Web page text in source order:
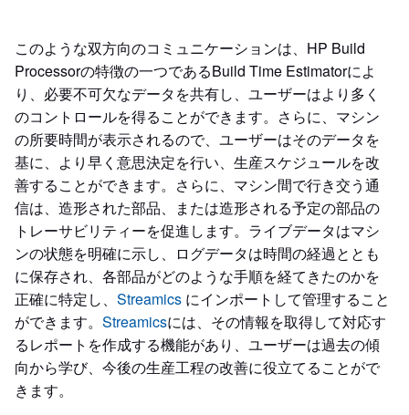
このような双方向のコミュニケーションは、HP Build
Processorの特徴の一つであるBuild Time Estimatorによ
り、必要不可欠なデータを共有し、ユーザーはより多く
のコントロールを得ることができます。さらに、マシン
の所要時間が表示されるので、ユーザーはそのデータを
基に、より早く意思決定を行い、生産スケジュールを改
善することができます。さらに、マシン間で行き交う通
信は、造形された部品、または造形される予定の部品の
トレーサビリティーを促進します。ライブデータはマシ
ンの状態を明確に示し、ログデータは時間の経過ととも
に保存され、各部品がどのような手順を経てきたのかを
正確に特定し、 Streamics にインポートして管理すること
ができます。 Streamicsには、その情報を取得して対応す
るレポートを作成する機能があり、ユーザーは過去の傾
向から学び、今後の生産工程の改善に役立てることがで
きます。